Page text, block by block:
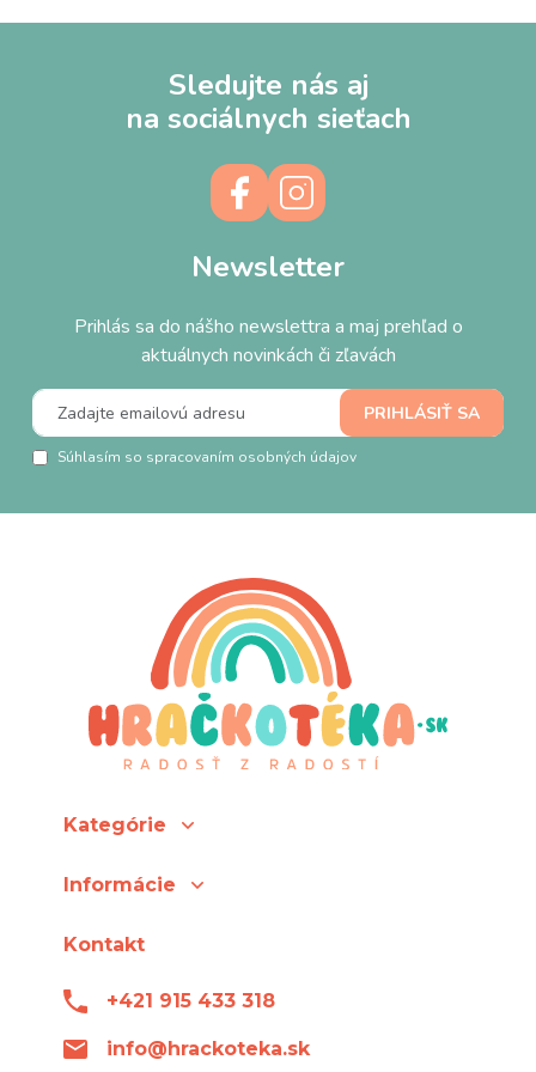
Sledujte nás aj
na sociálnych sieťach
Newsletter
Prihlás sa do nášho newslettra a maj prehľad o
aktuálnych novinkách či zľavách
Súhlasím so spracovaním osobných údajov
Kategórie
Informácie
Kontakt
+421 915 433 318
info@hrackoteka.sk